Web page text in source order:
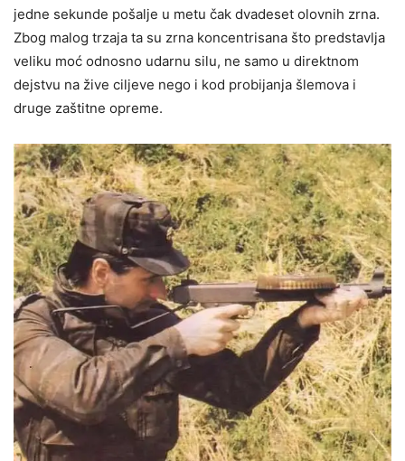
jedne sekunde pošalje u metu čak dvadeset olovnih zrna.
Zbog malog trzaja ta su zrna koncentrisana što predstavlja
veliku moć odnosno udarnu silu, ne samo u direktnom
dejstvu na žive ciljeve nego i kod probijanja šlemova i
druge zaštitne opreme.